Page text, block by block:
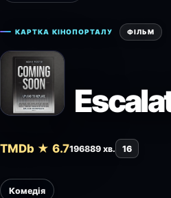
КАРТКА КІНОПОРТАЛУ ФІЛЬМ
TMDb ★ 6.7196889 хв. 16
Комедія